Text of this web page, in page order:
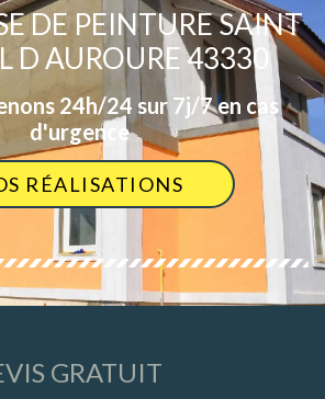
DE PEINTURE SAINT
D AUROURE 43330
24h/24 sur 7j/7 en cas
d'urgence
RÉALISATIONS
GRATUIT